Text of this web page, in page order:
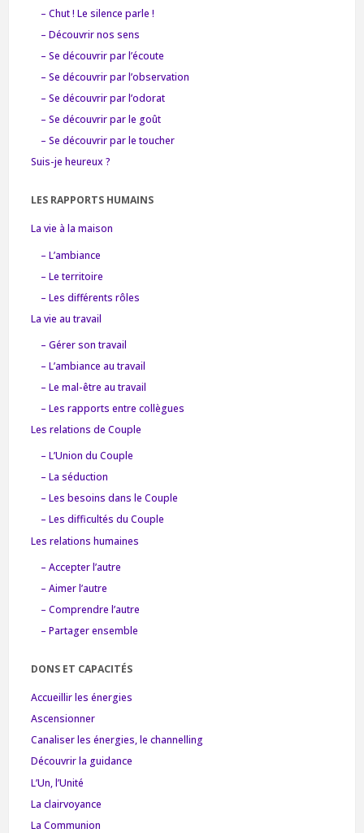
– Chut ! Le silence parle !
– Découvrir nos sens
– Se découvrir par l’écoute
– Se découvrir par l’observation
– Se découvrir par l’odorat
– Se découvrir par le goût
– Se découvrir par le toucher
Suis-je heureux ?
LES RAPPORTS HUMAINS
La vie à la maison
– L’ambiance
– Le territoire
– Les différents rôles
La vie au travail
– Gérer son travail
– L’ambiance au travail
– Le mal-être au travail
– Les rapports entre collègues
Les relations de Couple
– L’Union du Couple
– La séduction
– Les besoins dans le Couple
– Les difficultés du Couple
Les relations humaines
– Accepter l’autre
– Aimer l’autre
– Comprendre l’autre
– Partager ensemble
DONS ET CAPACITÉS
Accueillir les énergies
Ascensionner
Canaliser les énergies, le channelling
Découvrir la guidance
L’Un, l’Unité
La clairvoyance
La Communion